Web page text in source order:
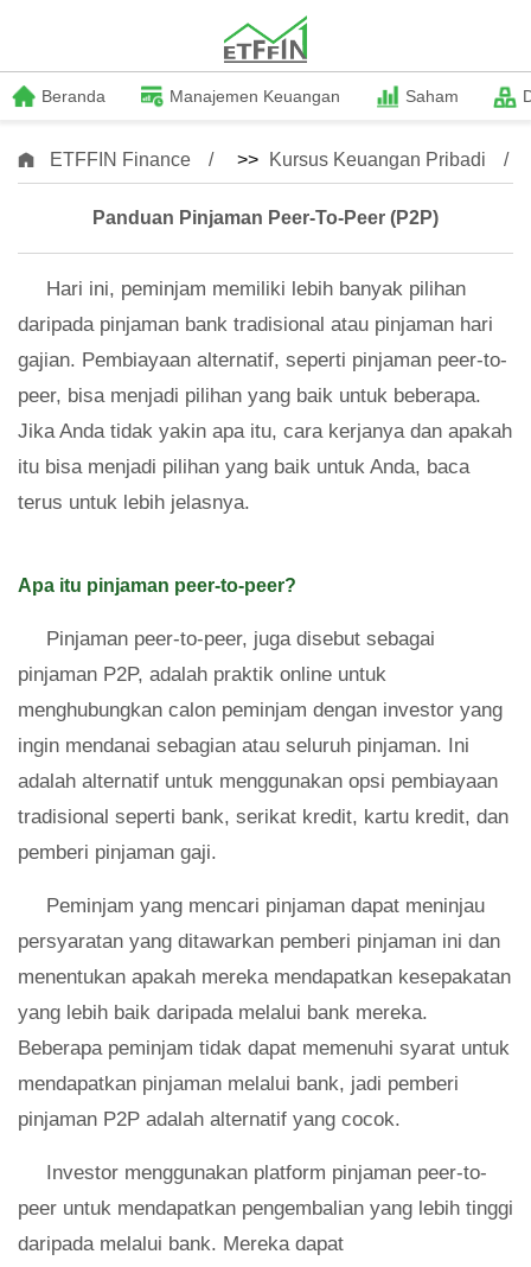
Beranda Manajemen Keuangan Saham
ETFFIN Finance >> Kursus Keuangan Pribadi
Panduan Pinjaman Peer-To-Peer (P2P)
Hari ini, peminjam memiliki lebih banyak pilihan
daripada pinjaman bank tradisional atau pinjaman hari
gajian. Pembiayaan alternatif, seperti pinjaman peer-to-
peer, bisa menjadi pilihan yang baik untuk beberapa.
Jika Anda tidak yakin apa itu, cara kerjanya dan apakah
itu bisa menjadi pilihan yang baik untuk Anda, baca
terus untuk lebih jelasnya.
Apa itu pinjaman peer-to-peer?
Pinjaman peer-to-peer, juga disebut sebagai
pinjaman P2P, adalah praktik online untuk
menghubungkan calon peminjam dengan investor yang
ingin mendanai sebagian atau seluruh pinjaman. Ini
adalah alternatif untuk menggunakan opsi pembiayaan
tradisional seperti bank, serikat kredit, kartu kredit, dan
pemberi pinjaman gaji.
Peminjam yang mencari pinjaman dapat meninjau
persyaratan yang ditawarkan pemberi pinjaman ini dan
menentukan apakah mereka mendapatkan kesepakatan
yang lebih baik daripada melalui bank mereka.
Beberapa peminjam tidak dapat memenuhi syarat untuk
mendapatkan pinjaman melalui bank, jadi pemberi
pinjaman P2P adalah alternatif yang cocok.
Investor menggunakan platform pinjaman peer-to-
peer untuk mendapatkan pengembalian yang lebih tinggi
daripada melalui bank. Mereka dapat